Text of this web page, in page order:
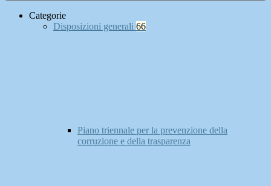
Categorie
Disposizioni generali 66
Piano triennale per la prevenzione della
corruzione e della trasparenza